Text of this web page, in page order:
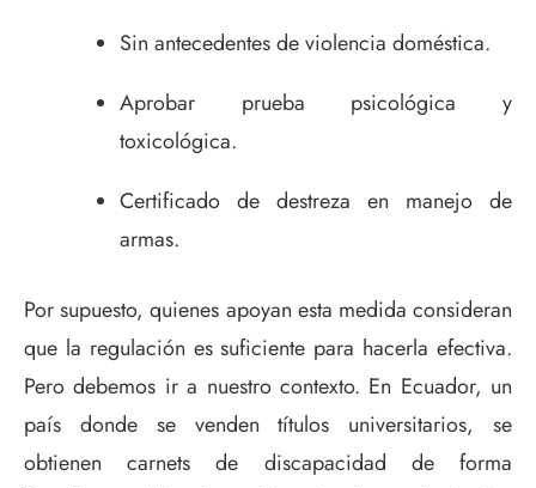
Sin antecedentes de violencia doméstica.
Aprobar prueba psicológica y
toxicológica.
Certificado de destreza en manejo de
armas.
Por supuesto, quienes apoyan esta medida consideran
que la regulación es suficiente para hacerla efectiva.
Pero debemos ir a nuestro contexto. En Ecuador, un
país donde se venden títulos universitarios, se
obtienen carnets de discapacidad de forma